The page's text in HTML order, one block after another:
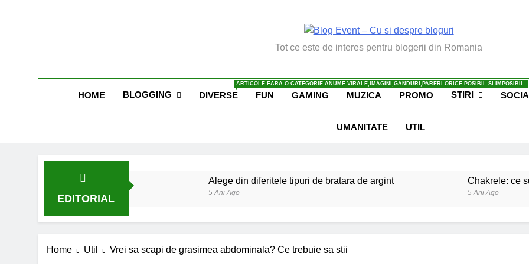
Blog Event – Cu Si Despre
Tot ce este de interes pentru blogerii din Romania
HOME BLOGGING DIVERSE
ARTICOLE FARA O CATEGORIE ANUME.VIRALE,IMAGINI,GANDURI,PARERI ORICE POSIBIL SI IMPOSIBIL.
FUN GAMING MUZICA PROMO STIRI
UMANITATE UTIL
EDITORIAL
Alege din diferitele tipuri de bratara de argint
5 Ani Ago
Chakrele: ce
5 Ani Ago
6 Ani Ago 6 Ani Ago
6 Ani Ago
Home Util Vrei sa scapi de grasimea abdominala? Ce trebuie sa stii